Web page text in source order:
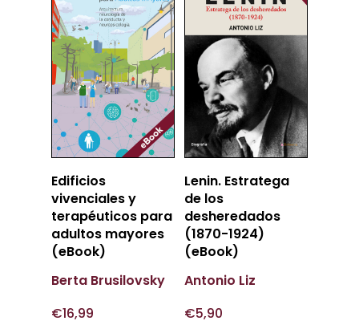
Añadir
Al Carrito
Edificios
vivenciales y
terapéuticos para
adultos mayores
(eBook)
Berta Brusilovsky
€16,99
Añadir
Al Carrito
Lenin. Estratega
de los
desheredados
(1870-1924)
(eBook)
Antonio Liz
€5,90